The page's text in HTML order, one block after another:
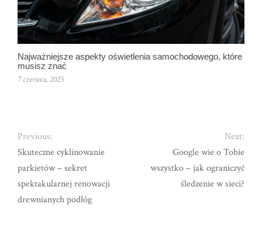
Najważniejsze aspekty oświetlenia samochodowego, które
musisz znać
7 czerwca, 2025
Previous:
Skuteczne cyklinowanie
parkietów – sekret
spektakularnej renowacji
drewnianych podłóg
Next:
Google wie o Tobie
wszystko – jak ograniczyć
śledzenie w sieci?